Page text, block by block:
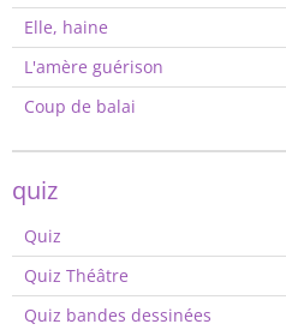
Elle, haine
L'amère guérison
Coup de balai
quiz
Quiz
Quiz Théâtre
Quiz bandes dessinées